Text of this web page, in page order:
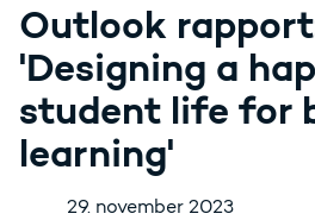
Outlook
'Designing a
student life for
learning'
29. november 2023